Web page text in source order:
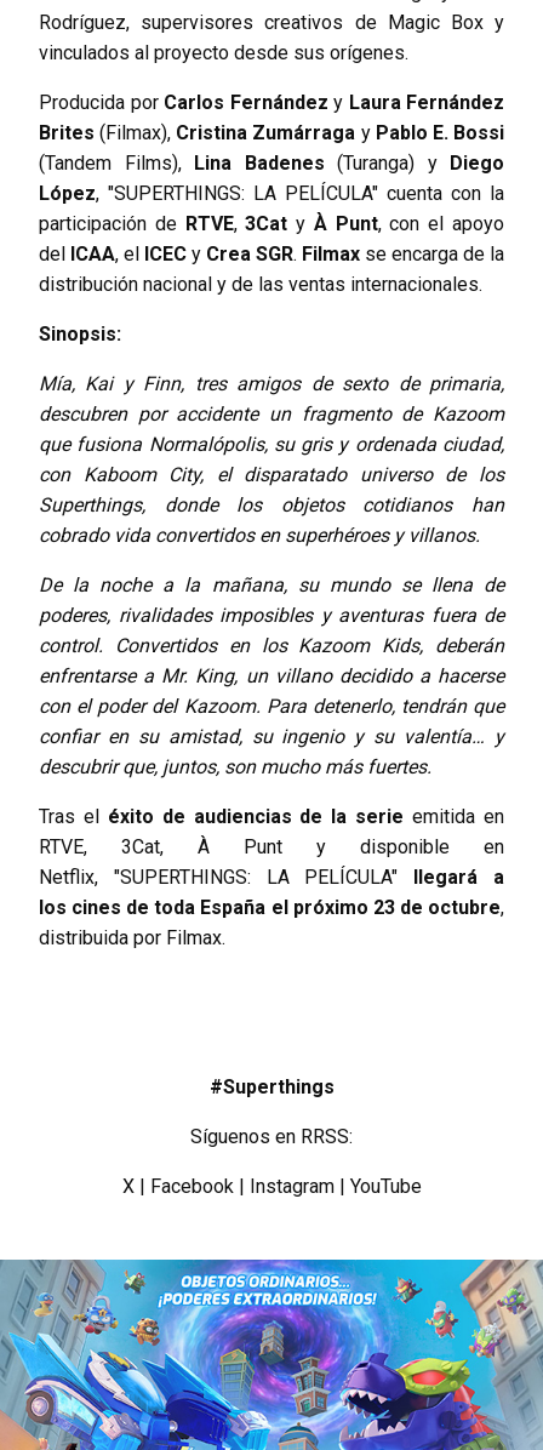
Rodríguez, supervisores creativos de Magic Box y
vinculados al proyecto desde sus orígenes.
Producida por Carlos Fernández y Laura Fernández
Brites (Filmax), Cristina Zumárraga y Pablo E. Bossi
(Tandem Films), Lina Badenes (Turanga) y Diego
López, "SUPERTHINGS: LA PELÍCULA" cuenta con la
participación de RTVE,3Caty À Punt, con el apoyo
del ICAA, el ICEC y Crea SGR. Filmax se encarga de la
distribución nacional y de las ventas internacionales.
Sinopsis:
Mía, Kai y Finn, tres amigos de sexto de primaria,
descubren por accidente un fragmento de Kazoom
que fusiona Normalópolis, su gris y ordenada ciudad,
con Kaboom City, el disparatado universo de los
Superthings, donde los objetos cotidianos han
cobrado vida convertidos en superhéroes y villanos.
De la noche a la mañana, su mundo se llena de
poderes, rivalidades imposibles y aventuras fuera de
control. Convertidos en los Kazoom Kids, deberán
enfrentarse a Mr. King, un villano decidido a hacerse
con el poder del Kazoom. Para detenerlo, tendrán que
confiar en su amistad, su ingenio y su valentía… y
descubrir que, juntos, son mucho más fuertes.
Tras el éxito de audiencias de la serie emitida en
RTVE, 3Cat, À Punt y disponible en
Netflix, "SUPERTHINGS: LA PELÍCULA" llegará a
los cines de toda España el próximo 23 de octubre,
distribuida por Filmax.
#Superthings
Síguenos en RRSS:
X| Facebook| Instagram| YouTube